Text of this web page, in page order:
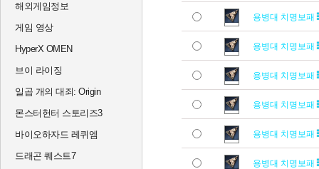
해외게임정보
게임 영상
HyperX OMEN
브이 라이징
일곱 개의 대죄: Origin
몬스터헌터 스토리즈3
바이오하자드 레퀴엠
드래곤 퀘스트7
용병대 치명보패
용병대 치명보패
용병대 치명보패
용병대 치명보패
용병대 치명보패
용병대 치명보패